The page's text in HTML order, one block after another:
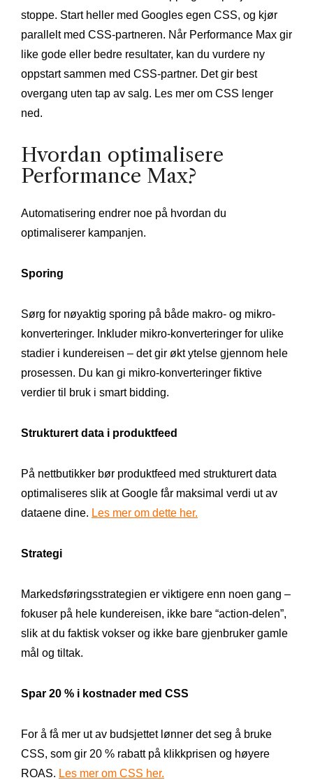
stoppe. Start heller med Googles egen CSS, og kjør
parallelt med CSS-partneren. Når Performance Max gir
like gode eller bedre resultater, kan du vurdere ny
oppstart sammen med CSS-partner. Det gir best
overgang uten tap av salg. Les mer om CSS lenger
ned.
Hvordan optimalisere
Performance Max?
Automatisering endrer noe på hvordan du
optimaliserer kampanjen.
Sporing
Sørg for nøyaktig sporing på både makro- og mikro-
konverteringer. Inkluder mikro-konverteringer for ulike
stadier i kundereisen – det gir økt ytelse gjennom hele
prosessen. Du kan gi mikro-konverteringer fiktive
verdier til bruk i smart bidding.
Strukturert data i produktfeed
På nettbutikker bør produktfeed med strukturert data
optimaliseres slik at Google får maksimal verdi ut av
dataene dine. Les mer om dette her.
Strategi
Markedsføringsstrategien er viktigere enn noen gang –
fokuser på hele kundereisen, ikke bare “action-delen”,
slik at du faktisk vokser og ikke bare gjenbruker gamle
mål og tiltak.
Spar 20 % i kostnader med CSS
For å få mer ut av budsjettet lønner det seg å bruke
CSS, som gir 20 % rabatt på klikkprisen og høyere
ROAS. Les mer om CSS her.